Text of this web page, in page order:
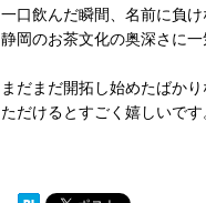
一口飲んだ瞬間、名前に負
静岡のお茶文化の奥深さに一
まだまだ開拓し始めたばか
ただけるとすごく嬉しいです